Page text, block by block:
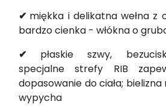
✔ miękka i delikatna wełna z
bardzo cienka - włókna o
✔ płaskie szwy,
specjalne strefy RIB
dopasowanie do ciała; bielizna
wypycha